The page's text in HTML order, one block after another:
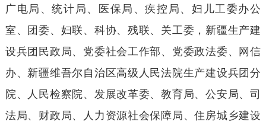
广电局、统计局、医保局、疾控局、妇儿工委办公
室、团委、妇联、科协、残联、关工委，新疆生产建
设兵团民政局、党委社会工作部、党委政法委、网信
办、新疆维吾尔自治区高级人民法院生产建设兵团分
院、人民检察院、发展改革委、教育局、公安局、司
法局、财政局、人力资源社会保障局、住房城乡建设